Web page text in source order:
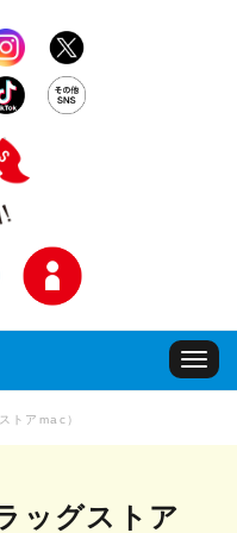
Toggle
トアmac）
ッグストア